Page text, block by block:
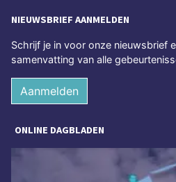
NIEUWSBRIEF AANMELDEN
Schrijf je in voor onze nieuwsbrief
samenvatting van alle
Aanmelden
ONLINE DAGBLADEN